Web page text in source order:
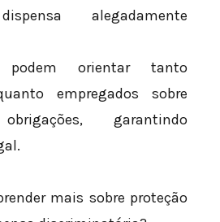
alegadamente
podem orientar tanto
empregados sobre
garantindo
mais sobre proteção